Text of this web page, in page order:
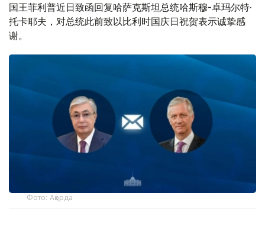
国王菲利普近日致函回复哈萨克斯坦总统哈斯穆-卓玛尔特·
托卡耶夫，对总统此前致以比利时国庆日祝贺表示诚挚感
谢。
Фото: Ақорда